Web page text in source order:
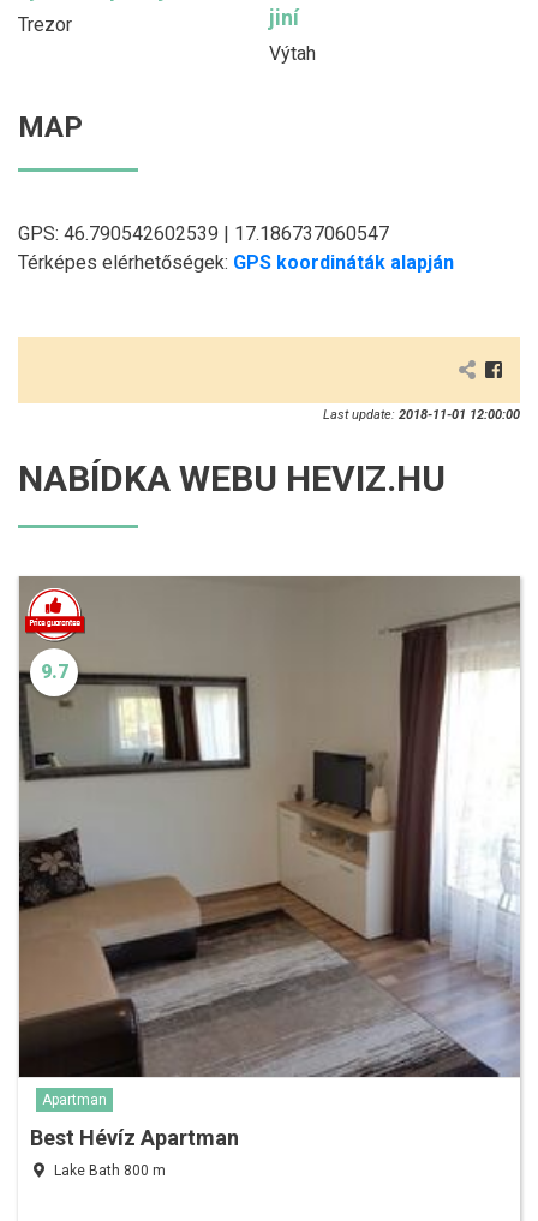
Trezor jiní
Výtah
MAP
GPS: 46.790542602539 | 17.186737060547
Térképes elérhetőségek: GPS koordináták alapján
Last update: 2018-11-01 12:00:00
NABÍDKA WEBU HEVIZ.HU
9.7
Apartman
Best Hévíz Apartman
Lake Bath 800 m